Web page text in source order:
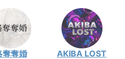
奪奪婚 AKIBA LOST